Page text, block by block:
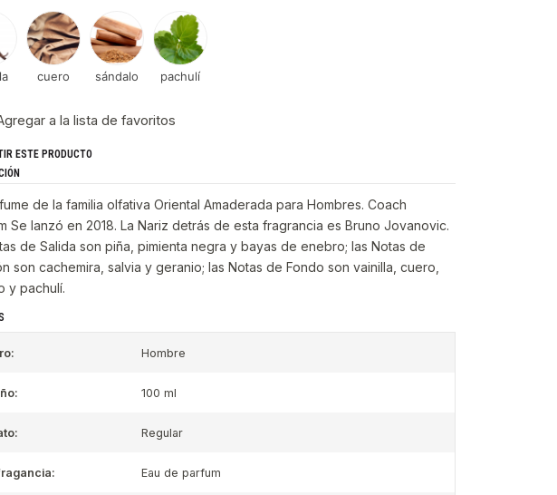
cuero sándalo pachulí
a la lista de favoritos
ESTE PRODUCTO
de la familia olfativa Oriental Amaderada para Hombres. Coach
Se lanzó en 2018. La Nariz detrás de esta fragrancia es Bruno Jovanovic.
de Salida son piña, pimienta negra y bayas de enebro; las Notas de
son cachemira, salvia y geranio; las Notas de Fondo son vainilla, cuero,
y pachulí.
Hombre
100 ml
Regular
Eau de parfum